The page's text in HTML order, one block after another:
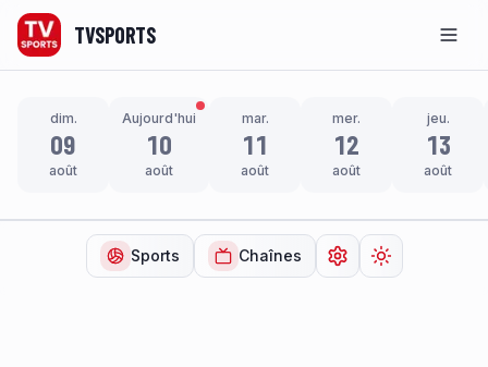
TVSPORTS
dim.
09
août
Aujourd'hui
10
août
mar.
11
août
mer.
12
août
jeu.
13
août
Sports Chaînes Ouvrir lesChanger de